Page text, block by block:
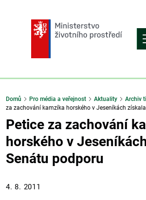
Domů Pro média a veřejnost Aktuality Archiv
za zachování kamzíka horského v Jeseníkách
Petice za zachování
horského v
Senátu podporu
4. 8. 2011